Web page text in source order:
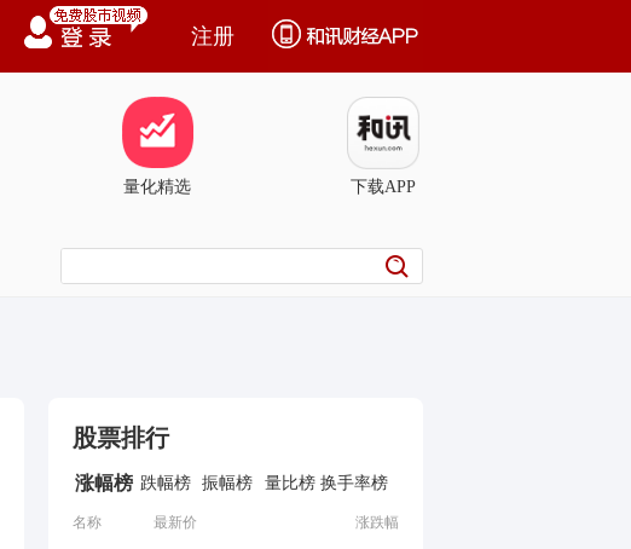
注册
量化精选 下载APP
股票排行
涨幅榜 跌幅榜 振幅榜 量比榜 换手率榜
名称 最新价 涨跌幅